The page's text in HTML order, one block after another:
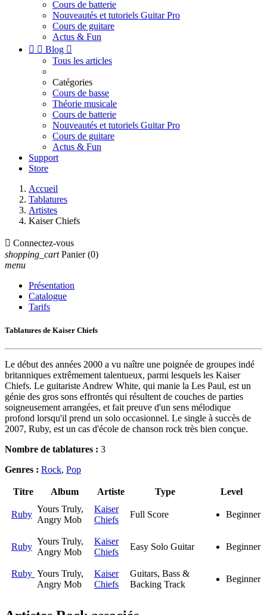
Cours de batterie
Nouveautés et tutoriels Guitar Pro
Cours de guitare
Actus & Fun
  Blog 
Tous les articles
Catégories
Cours de basse
Théorie musicale
Cours de batterie
Nouveautés et tutoriels Guitar Pro
Cours de guitare
Actus & Fun
Support
Store
Accueil
Tablatures
Artistes
Kaiser Chiefs
 Connectez-vous
shopping_cart Panier (0)
menu
Présentation
Catalogue
Tarifs
Tablatures de Kaiser Chiefs
Le début des années 2000 a vu naître une poignée de groupes indé
britanniques extrêmement talentueux, parmi lesquels les Kaiser
Chiefs. Le guitariste Andrew White, qui manie la Les Paul, est un
génie des gros sons effrontés qui résultent de couches de parties
soigneusement arrangées, et fait preuve d'un sens mélodique
profond lorsqu'il prend un solo occasionnel. Le single à succès de
2007, Ruby, est un cas d'école de chanson rock très bien conçue.
Nombre de tablatures : 3
Genres : Rock, Pop
Titre Album Artiste Type Level
Ruby
Yours Truly,
Angry Mob
Kaiser
Chiefs
Full Score Beginner
Ruby
Yours Truly,
Angry Mob
Kaiser
Chiefs
Easy Solo Guitar Beginner
Ruby Yours Truly,
Angry Mob
Kaiser
Chiefs
Guitars, Bass &
Backing Track
Beginner